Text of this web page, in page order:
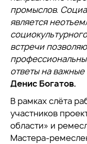
промыслов.
является
встречи
ответы на
Денис Богатов.
В рамках слёта
участников
области» и
Мастера-